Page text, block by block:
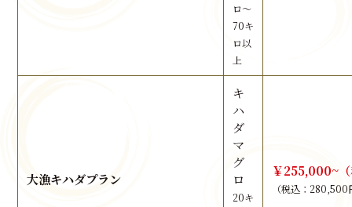
ロ～
70キ
ロ以
上
大漁キハダプラン
キ
ハ
ダ
マ
グ
ロ
20キ
￥255,000~
（税込：280,500